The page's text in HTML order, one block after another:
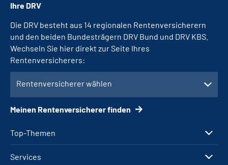
Top-Themen
Services
Ihre DRV
Die DRV besteht aus 14 regionalen Rentenversicherern
und den beiden Bundesträgern DRV Bund und DRV KBS.
Wechseln Sie hier direkt zur Seite Ihres
Rentenversicherers:
Rentenversicherer wählen
Meinen Rentenversicherer finden